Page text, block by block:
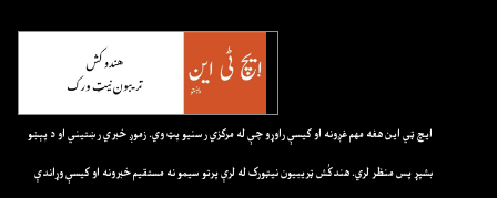
ايچ ټي اين هغه مهم غږونه او کيسې راوړو چې له مرکزي رسنيو پټ وي. زموږ خبري رښتيني او د پېښو
بشپړ پس منظر لري. هندکُش ټريبيون نيټورک له لرې پرتو سيمو نه مستقيم خبرونه او کيسې وړاندې